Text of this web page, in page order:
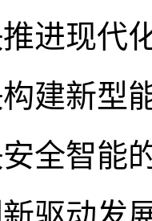
进现代
建新型
全智能